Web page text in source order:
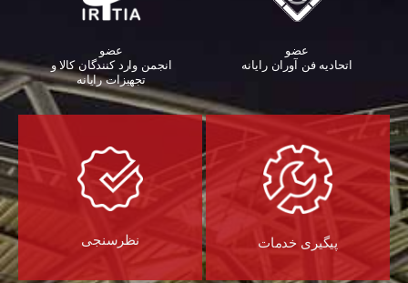
عضو
اتحادیه فن آوران رایانه
عضو
انجمن وارد کنندگان کالا و
تجهیزات رایانه‌
پیگیری خدمات نظرسنجی